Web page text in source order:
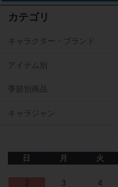
カテゴリ
キャラクター・ブランド
アイテム別
季節別商品
キャラジャン
日
月 火
2
3 4